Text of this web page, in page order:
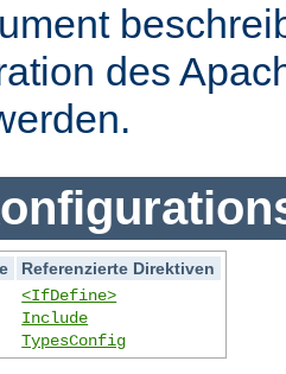
des
Referenzierte Direktiven
<IfDefine>
Include
TypesConfig